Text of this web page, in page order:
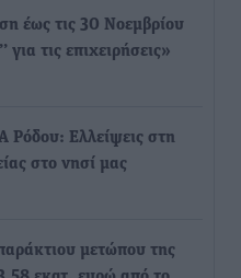
έως τις 30 Νοεμβρίου
για τις επιχειρήσεις»
Ρόδου: Ελλείψεις στη
στο νησί μας
μετώπου της